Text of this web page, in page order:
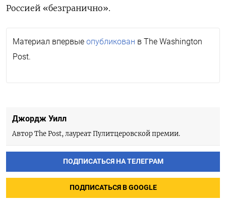
Россией «безгранично».
Материал впервые опубликован в The Washington
Post.
Джордж Уилл
Автор The Post, лауреат Пулитцеровской премии.
ПОДПИСАТЬСЯ НА ТЕЛЕГРАМ
ПОДПИСАТЬСЯ В GOOGLE